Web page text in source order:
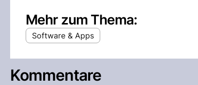
Mehr zum Thema:
Software & Apps
Kommentare